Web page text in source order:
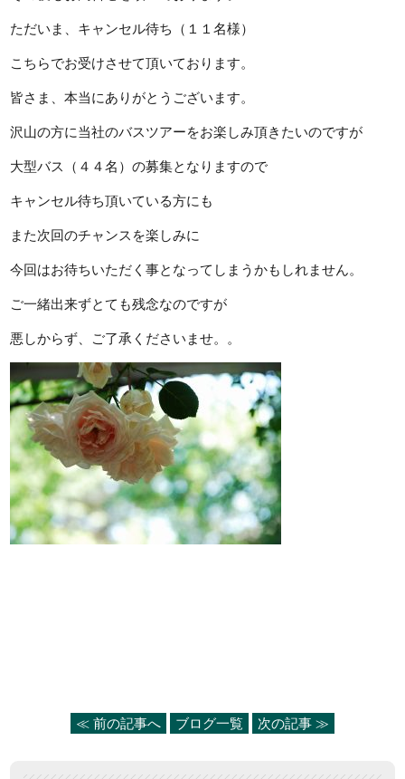
ただいま、キャンセル待ち（１１名様）
こちらでお受けさせて頂いております。
皆さま、本当にありがとうございます。
沢山の方に当社のバスツアーをお楽しみ頂きたいのですが
大型バス（４４名）の募集となりますので
キャンセル待ち頂いている方にも
また次回のチャンスを楽しみに
今回はお待ちいただく事となってしまうかもしれません。
ご一緒出来ずとても残念なのですが
悪しからず、ご了承くださいませ。。
≪ 前の記事へ ブログ一覧 次の記事 ≫